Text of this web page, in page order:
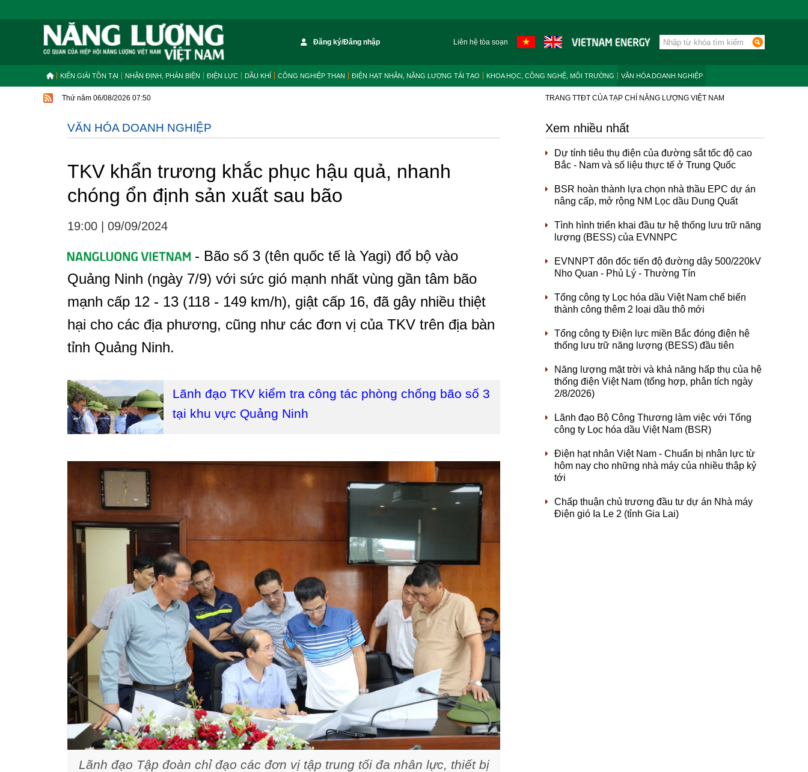
Đăng ký/Đăng nhập Liên hệ tòa soạn
KIẾN GIẢI TỒN TẠI NHẬN ĐỊNH, PHẢN BIỆN ĐIỆN LỰC DẦU KHÍ CÔNG NGHIỆP THAN ĐIỆN HẠT NHÂN, NĂNG LƯỢNG TÁI TẠO KHOA HỌC, CÔNG NGHỆ, MÔI TRƯỜNG VĂN HÓA DOANH NGHIỆP
Thứ năm 06/08/2026 07:50 TRANG TTĐT CỦA TẠP CHÍ NĂNG LƯỢNG VIỆT NAM
VĂN HÓA DOANH NGHIỆP
TKV khẩn trương khắc phục hậu quả, nhanh
chóng ổn định sản xuất sau bão
19:00 09/09/2024
- Bão số 3 (tên quốc tế là Yagi) đổ bộ vào
Quảng Ninh (ngày 7/9) với sức gió mạnh nhất vùng gần tâm bão
mạnh cấp 12 - 13 (118 - 149 km/h), giật cấp 16, đã gây nhiều thiệt
hại cho các địa phương, cũng như các đơn vị của TKV trên địa bàn
tỉnh Quảng Ninh.
Lãnh đạo TKV kiểm tra công tác phòng chống bão số 3
tại khu vực Quảng Ninh
Lãnh đạo Tập đoàn chỉ đạo các đơn vị tập trung tối đa nhân lực, thiết bị
Xem nhiều nhất
Dự tính tiêu thụ điện của đường sắt tốc độ cao
Bắc - Nam và số liệu thực tế ở Trung Quốc
BSR hoàn thành lựa chọn nhà thầu EPC dự án
nâng cấp, mở rộng NM Lọc dầu Dung Quất
Tình hình triển khai đầu tư hệ thống lưu trữ năng
lượng (BESS) của EVNNPC
EVNNPT đôn đốc tiến độ đường dây 500/220kV
Nho Quan - Phủ Lý - Thường Tín
Tổng công ty Lọc hóa dầu Việt Nam chế biến
thành công thêm 2 loại dầu thô mới
Tổng công ty Điện lực miền Bắc đóng điện hệ
thống lưu trữ năng lượng (BESS) đầu tiên
Năng lượng mặt trời và khả năng hấp thụ của hệ
thống điện Việt Nam (tổng hợp, phân tích ngày
2/8/2026)
Lãnh đạo Bộ Công Thương làm việc với Tổng
công ty Lọc hóa dầu Việt Nam (BSR)
Điện hạt nhân Việt Nam - Chuẩn bị nhân lực từ
hôm nay cho những nhà máy của nhiều thập kỷ
tới
Chấp thuận chủ trương đầu tư dự án Nhà máy
Điện gió Ia Le 2 (tỉnh Gia Lai)